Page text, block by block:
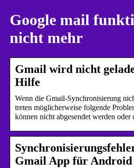
Google mail
nicht mehr
Gmail wird nicht
Hilfe
Wenn die Gmail-Synchronisierung
treten möglicherweise folgende
können nicht abgesendet werden
Gmail App für